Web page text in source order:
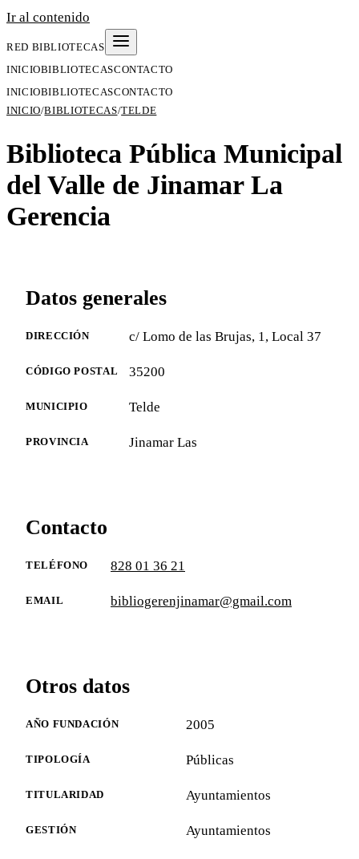
Ir al contenido
RED BIBLIOTECAS
INICIOBIBLIOTECASCONTACTO
INICIOBIBLIOTECASCONTACTO
INICIO/BIBLIOTECAS/TELDE
Biblioteca Pública Municipal
del Valle de Jinamar La
Gerencia
Datos generales
DIRECCIÓN c/ Lomo de las Brujas, 1, Local 37
CÓDIGO POSTAL 35200
MUNICIPIO Telde
PROVINCIA Jinamar Las
Contacto
TELÉFONO 828 01 36 21
EMAIL bibliogerenjinamar@gmail.com
Otros datos
AÑO FUNDACIÓN 2005
TIPOLOGÍA Públicas
TITULARIDAD Ayuntamientos
GESTIÓN Ayuntamientos